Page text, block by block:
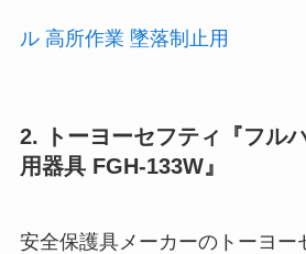
ル 高所作業 墜落制止用
2. トーヨーセフティ『フル
用器具 FGH-133W』
安全保護具メーカーのトーヨー